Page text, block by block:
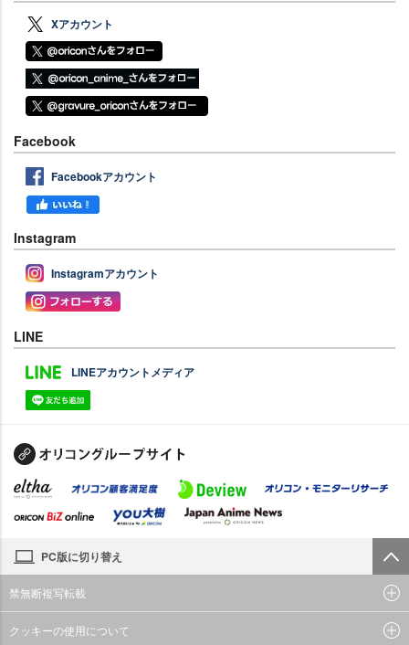
Xアカウント
Facebook
Facebookアカウント
Instagram
Instagramアカウント
LINE
LINEアカウントメディア
PC版に切り替え
禁無断複写転載
クッキーの使用について